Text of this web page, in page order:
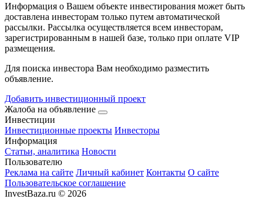
Информация о Вашем объекте инвестирования может быть
доставлена инвесторам только путем автоматической
рассылки. Рассылка осуществляется всем инвесторам,
зарегистрированным в нашей базе, только при оплате VIP
размещения.
Для поиска инвестора Вам необходимо разместить
объявление.
Добавить инвестиционный проект
Жалоба на объявление
Инвестиции
Инвестиционные проекты Инвесторы
Информация
Статьи, аналитика Новости
Пользователю
Реклама на сайте Личный кабинет Контакты О сайте
Пользовательское соглашение
InvestBaza.ru © 2026